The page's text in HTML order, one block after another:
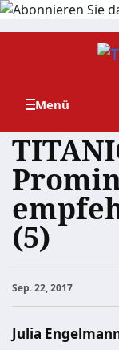
Zum
(5)
Sep. 22, 2017
Julia